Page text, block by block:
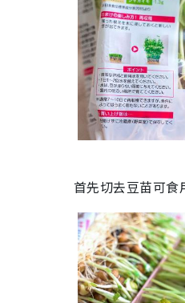
首先切去豆苗可食